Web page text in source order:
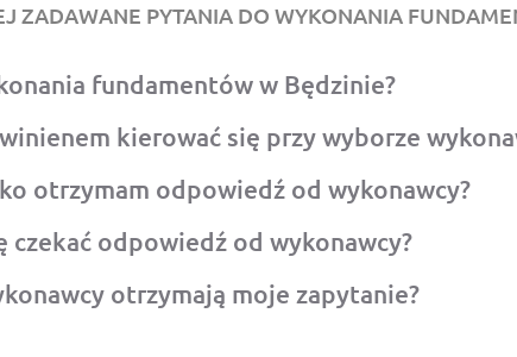
ZADAWANE PYTANIA DO WYKONANIA
fundamentów w Będzinie?
kierować się przy wyborze
otrzymam odpowiedź od wykonawcy?
czekać odpowiedź od wykonawcy?
otrzymają moje zapytanie?